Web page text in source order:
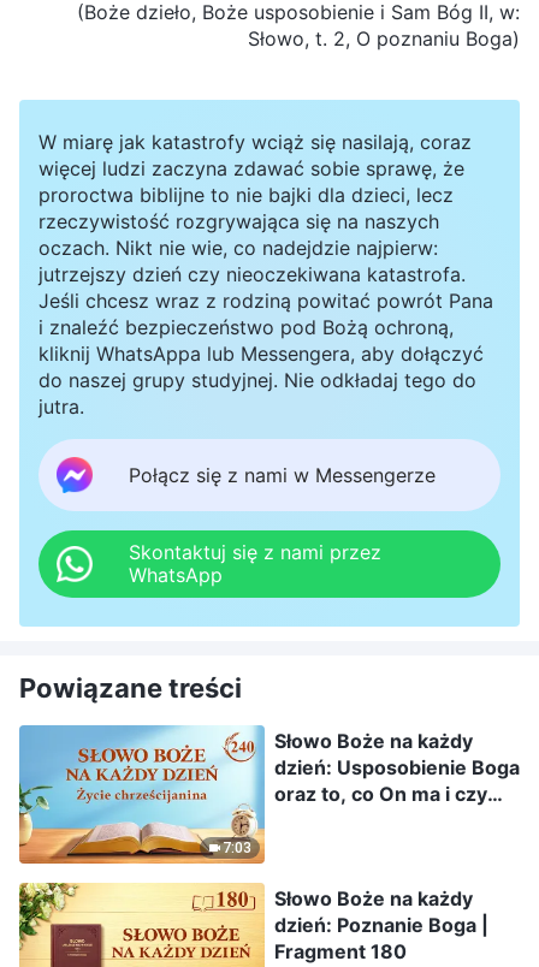
(Boże dzieło, Boże usposobienie i Sam Bóg II, w:
Słowo, t. 2, O poznaniu Boga)
W miarę jak katastrofy wciąż się nasilają, coraz
więcej ludzi zaczyna zdawać sobie sprawę, że
proroctwa biblijne to nie bajki dla dzieci, lecz
rzeczywistość rozgrywająca się na naszych
oczach. Nikt nie wie, co nadejdzie najpierw:
jutrzejszy dzień czy nieoczekiwana katastrofa.
Jeśli chcesz wraz z rodziną powitać powrót Pana
i znaleźć bezpieczeństwo pod Bożą ochroną,
kliknij WhatsAppa lub Messengera, aby dołączyć
do naszej grupy studyjnej. Nie odkładaj tego do
jutra.
Połącz się z nami w Messengerze
Skontaktuj się z nami przez
WhatsApp
Powiązane treści
7:03
Słowo Boże na każdy
dzień: Usposobienie Boga
oraz to, co On ma i czym
Słowo Boże na każdy
dzień: Poznanie Boga |
Fragment 180